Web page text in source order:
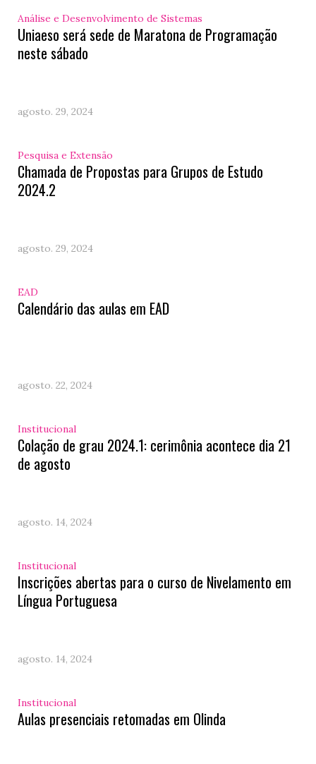
Análise e Desenvolvimento de Sistemas
Uniaeso será sede de Maratona de Programação
neste sábado
agosto. 29, 2024
Pesquisa e Extensão
Chamada de Propostas para Grupos de Estudo
2024.2
agosto. 29, 2024
EAD
Calendário das aulas em EAD
agosto. 22, 2024
Institucional
Colação de grau 2024.1: cerimônia acontece dia 21
de agosto
agosto. 14, 2024
Institucional
Inscrições abertas para o curso de Nivelamento em
Língua Portuguesa
agosto. 14, 2024
Institucional
Aulas presenciais retomadas em Olinda